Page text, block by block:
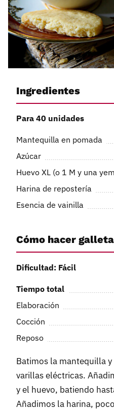
Ingredientes
Para 40 unidades
Mantequilla en pomada
Azúcar
Huevo XL (o 1 M y una
Harina de repostería
Esencia de vainilla
Cómo hacer
Dificultad: Fácil
Tiempo total
Elaboración
Cocción
Reposo
Batimos la mantequilla
varillas eléctricas.
y el huevo, batiendo
Añadimos la harina,